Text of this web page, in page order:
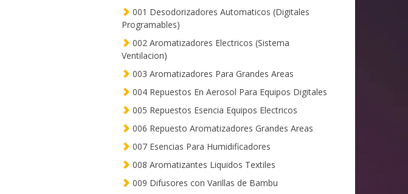
001 Desodorizadores Automaticos (Digitales
Programables)
002 Aromatizadores Electricos (Sistema
Ventilacion)
003 Aromatizadores Para Grandes Areas
004 Repuestos En Aerosol Para Equipos Digitales
005 Repuestos Esencia Equipos Electricos
006 Repuesto Aromatizadores Grandes Areas
007 Esencias Para Humidificadores
008 Aromatizantes Liquidos Textiles
009 Difusores con Varillas de Bambu